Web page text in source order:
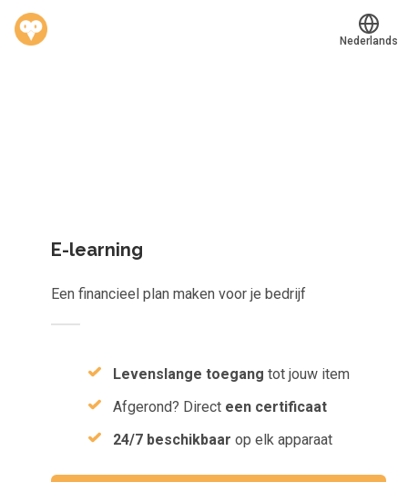
Account en hulp
Nederlands
E-learning
Een financieel plan maken voor je bedrijf
Levenslange toegang tot jouw item
Afgerond? Direct een certificaat
24/7 beschikbaar op elk apparaat